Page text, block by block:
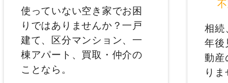
使っていない空き家でお困
りではありませんか？一戸
建て、区分マンション、一
棟アパート、買取・仲介の
ことなら。
相続
年後
動産
りま